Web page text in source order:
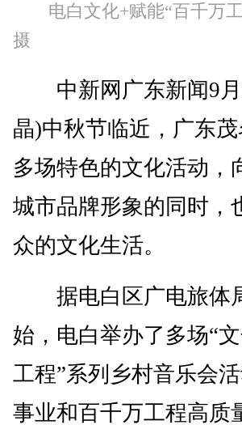
电白文化+赋能“百千万
摄
中新网广东新闻9月
晶)中秋节临近，广东
多场特色的文化活动，
城市品牌形象的同时，
众的文化生活。
据电白区广电旅体
始，电白举办了多场“
工程”系列乡村音乐会
事业和百千万工程高质